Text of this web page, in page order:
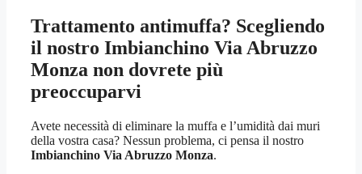
Trattamento antimuffa? Scegliendo
il nostro Imbianchino Via Abruzzo
Monza non dovrete più
preoccuparvi
Avete necessità di eliminare la muffa e l’umidità dai muri
della vostra casa? Nessun problema, ci pensa il nostro
Imbianchino Via Abruzzo Monza.